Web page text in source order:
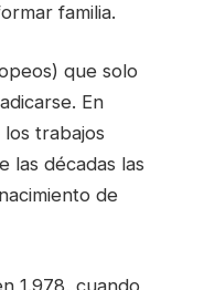
familia.
que solo
En
trabajos
las décadas las
de
1.978, cuando